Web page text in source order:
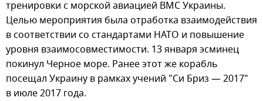
тренировки с морской авиацией ВМС Украины.
Целью мероприятия была отработка взаимодействия
в соответствии со стандартами НАТО и повышение
уровня взаимосовместимости. 13 января эсминец
покинул Черное море. Ранее этот же корабль
посещал Украину в рамках учений "Си Бриз — 2017"
в июле 2017 года.